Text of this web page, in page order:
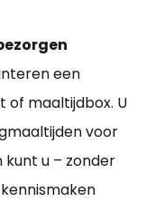
een
maaltijdbox. U
voor
kunt u – zonder